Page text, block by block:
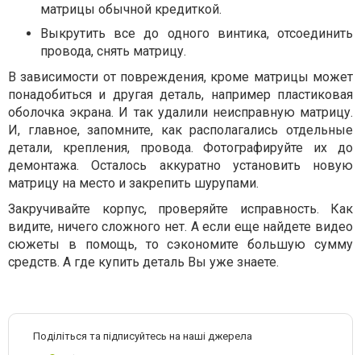
матрицы обычной кредиткой.
Выкрутить все до одного винтика, отсоединить
провода, снять матрицу.
В зависимости от повреждения, кроме матрицы может
понадобиться и другая деталь, например пластиковая
оболочка экрана. И так удалили неисправную матрицу.
И, главное, запомните, как располагались отдельные
детали, крепления, провода. Фотографируйте их до
демонтажа. Осталось аккуратно установить новую
матрицу на место и закрепить шурупами.
Закручивайте корпус, проверяйте исправность. Как
видите, ничего сложного нет. А если еще найдете видео
сюжеты в помощь, то сэкономите большую сумму
средств. А где купить деталь Вы уже знаете.
Поділіться та підписуйтесь на наші джерела